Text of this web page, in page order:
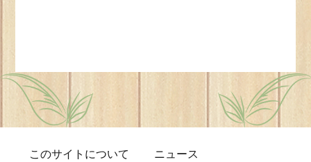
このサイトについて
ニュース